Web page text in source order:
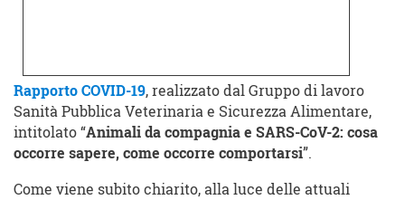
Rapporto COVID-19, realizzato dal Gruppo di lavoro
Sanità Pubblica Veterinaria e Sicurezza Alimentare,
intitolato “Animali da compagnia e SARS-CoV-2: cosa
occorre sapere, come occorre comportarsi”.
Come viene subito chiarito, alla luce delle attuali